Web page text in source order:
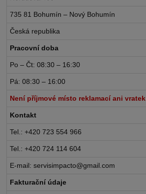
735 81 Bohumín – Nový Bohumín
Česká republika
Pracovní doba
Po – Čt: 08:30 – 16:30
Pá: 08:30 – 16:00
Není příjmové místo reklamací ani vratek
Kontakt
Tel.: +420 723 554 966
Tel.: +420 724 114 604
E-mail: servisimpacto@gmail.com
Fakturační údaje